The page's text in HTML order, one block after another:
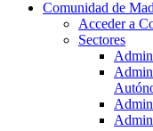
Comunidad de
Acceder a
Sectores